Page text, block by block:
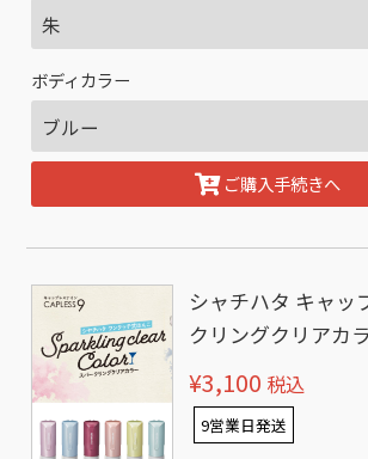
ボディカラー
ご購入手続きへ
シャチハタ キャッ
クリングクリアカ
¥3,100 税込
9営業日発送